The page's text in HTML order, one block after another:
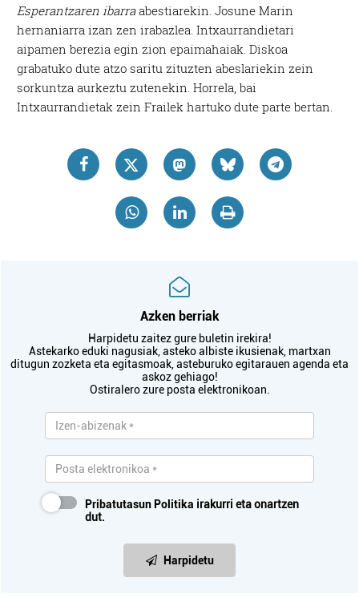
Esperantzaren ibarraabestiarekin. Josune Marin
hernaniarra izan zen irabazlea. Intxaurrandietari
aipamen berezia egin zion epaimahaiak. Diskoa
grabatuko dute atzo saritu zituzten abeslariekin zein
sorkuntza aurkeztu zutenekin. Horrela, bai
Intxaurrandietak zein Frailek hartuko dute parte bertan.
Azken berriak
Harpidetu zaitez gure buletin irekira!
Astekarko eduki nagusiak, asteko albiste ikusienak, martxan
ditugun zozketa eta egitasmoak, asteburuko egitarauen agenda eta
askoz gehiago!
Ostiralero zure posta elektronikoan.
Pribatutasun Politika irakurri eta onartzen
dut.
Harpidetu